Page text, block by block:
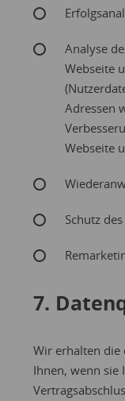
Analyse
Webseite
Adressen
Webseite
Schutz
7.
Wir erhalten die
Ihnen, wenn sie